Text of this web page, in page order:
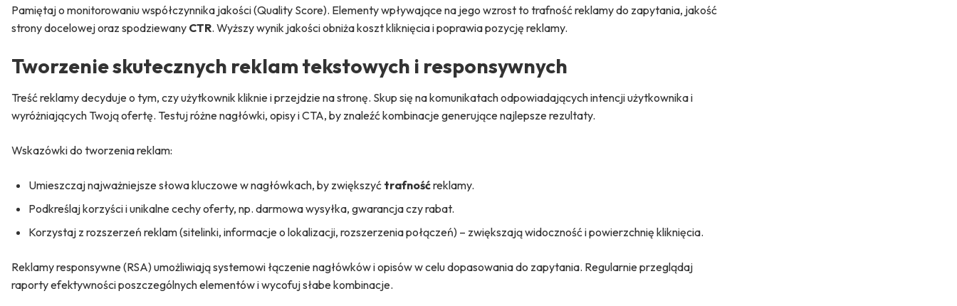
Pamiętaj o monitorowaniu współczynnika jakości (Quality Score). Elementy wpływające na jego wzrost to trafność reklamy do zapytania, jakość
strony docelowej oraz spodziewany CTR. Wyższy wynik jakości obniża koszt kliknięcia i poprawia pozycję reklamy.
Tworzenie skutecznych reklam tekstowych i responsywnych
Treść reklamy decyduje o tym, czy użytkownik kliknie i przejdzie na stronę. Skup się na komunikatach odpowiadających intencji użytkownika i
wyróżniających Twoją ofertę. Testuj różne nagłówki, opisy i CTA, by znaleźć kombinacje generujące najlepsze rezultaty.
Wskazówki do tworzenia reklam:
Umieszczaj najważniejsze słowa kluczowe w nagłówkach, by zwiększyć trafnośćreklamy.
Podkreślaj korzyści i unikalne cechy oferty, np. darmowa wysyłka, gwarancja czy rabat.
Korzystaj z rozszerzeń reklam (sitelinki, informacje o lokalizacji, rozszerzenia połączeń) – zwiększają widoczność i powierzchnię kliknięcia.
Reklamy responsywne (RSA) umożliwiają systemowi łączenie nagłówków i opisów w celu dopasowania do zapytania. Regularnie przeglądaj
raporty efektywności poszczególnych elementów i wycofuj słabe kombinacje.